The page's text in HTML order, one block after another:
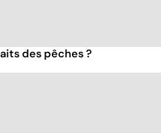
des pêches ?